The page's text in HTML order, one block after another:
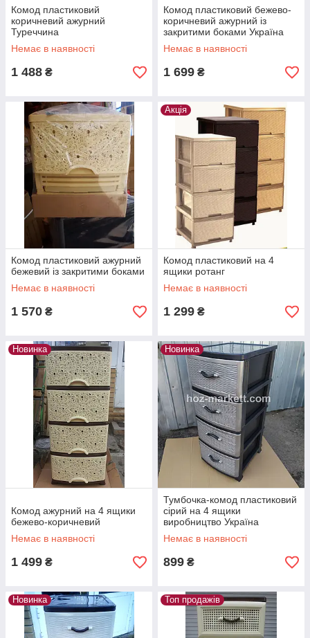
Комод пластиковий
коричневий ажурний
Туреччина
Немає в наявності
1 488 ₴
Комод пластиковий бежево-
коричневий ажурний із
закритими боками Україна
Немає в наявності
1 699 ₴
Комод пластиковий ажурний
бежевий із закритими боками
Немає в наявності
1 570 ₴
Акція
Комод пластиковий на 4
ящики ротанг
Немає в наявності
1 299 ₴
Новинка
Комод ажурний на 4 ящики
бежево-коричневий
Немає в наявності
1 499 ₴
Новинка
Тумбочка-комод пластиковий
сірий на 4 ящики
виробництво Україна
Немає в наявності
899 ₴
Новинка Топ продажів